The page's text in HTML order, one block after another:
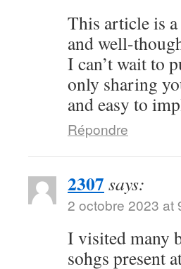
This article is
and well-
I can’t wait to
only sharing
and easy to
Répondre
2307 says:
2 octobre 2023 at
I visited many
sohgs present